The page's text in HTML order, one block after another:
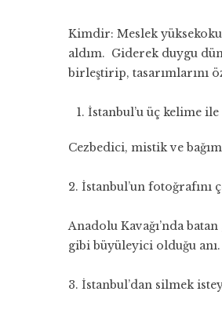
Kimdir: Meslek
aldım. Giderek duygu
birleştirip, tasarımlarını
İstanbul’u üç kelime
Cezbedici, mistik ve
2. İstanbul’un
Anadolu Kavağı’nda batan
gibi büyüleyici olduğu anı.
3. İstanbul’dan silmek